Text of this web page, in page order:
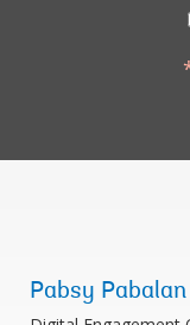
Pabsy Pabalan